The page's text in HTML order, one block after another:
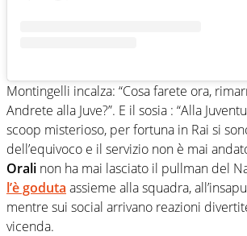
Montingelli incalza: “Cosa farete ora,
Andrete alla Juve?”. E il sosia : “Alla
scoop misterioso, per fortuna in Rai si
dell’equivoco e il servizio non è mai
Orali non ha mai lasciato il pullman del
l’è goduta assieme alla squadra,
mentre sui social arrivano reazioni
vicenda.